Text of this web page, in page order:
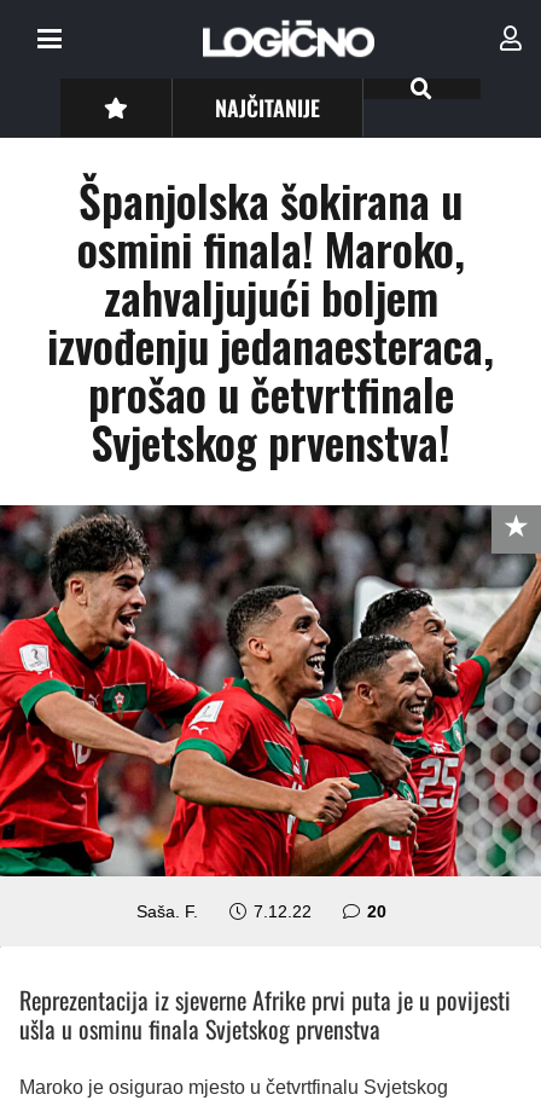
NAJČITANIJE
Španjolska šokirana u
osmini finala! Maroko,
zahvaljujući boljem
izvođenju jedanaesteraca,
prošao u četvrtfinale
Svjetskog prvenstva!
Saša. F. 7.12.22 20komentara
Reprezentacija iz sjeverne Afrike prvi puta je u povijesti
ušla u osminu finala Svjetskog prvenstva
Maroko je osigurao mjesto u četvrtfinalu Svjetskog